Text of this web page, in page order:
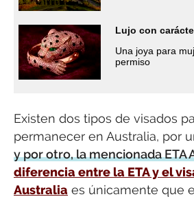
Lujo con
Una joya para
permiso
Existen dos tipos de visados
permanecer en Australia, por
y por otro, la mencionada ETA
diferencia entre la ETA y el
Australia es únicamente que